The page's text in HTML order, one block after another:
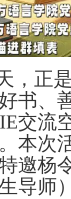
，正
书、
交
本次
邀杨
导师